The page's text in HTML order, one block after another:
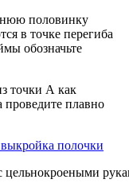
половинку
в точке перегиба
обозначьте
точки А как
плавно
цельнокроеными